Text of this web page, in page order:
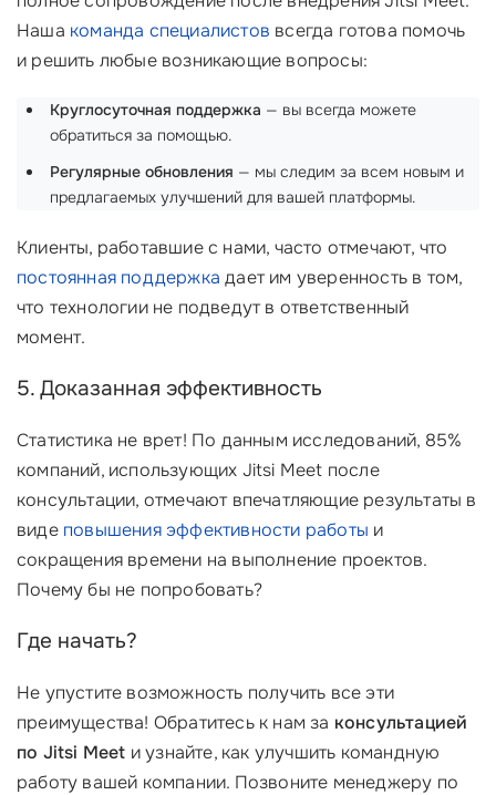
Наша команда специалистов всегда готова помочь
и решить любые возникающие вопросы:
Круглосуточная поддержка — вы всегда можете
обратиться за помощью.
Регулярные обновления — мы следим за всем новым и
предлагаемых улучшений для вашей платформы.
Клиенты, работавшие с нами, часто отмечают, что
постоянная поддержка дает им уверенность в том,
что технологии не подведут в ответственный
момент.
5. Доказанная эффективность
Статистика не врет! По данным исследований, 85%
компаний, использующих Jitsi Meet после
консультации, отмечают впечатляющие результаты в
виде повышения эффективности работы и
сокращения времени на выполнение проектов.
Почему бы не попробовать?
Где начать?
Не упустите возможность получить все эти
преимущества! Обратитесь к нам за консультацией
по Jitsi Meet и узнайте, как улучшить командную
работу вашей компании. Позвоните менеджеру по